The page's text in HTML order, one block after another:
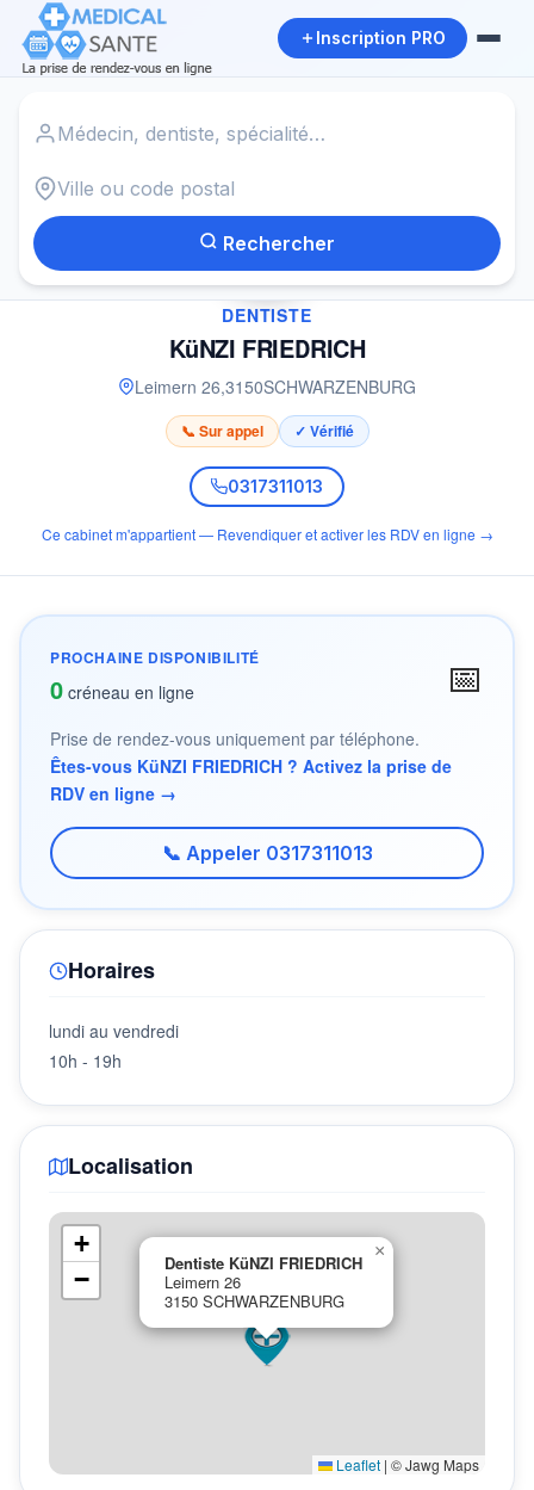
Inscription PRO
Rechercher
✓
DENTISTE
KüNZI FRIEDRICH
Leimern 26,3150SCHWARZENBURG
📞 Sur appel ✓ Vérifié
0317311013
Ce cabinet m'appartient — Revendiquer et activer les RDV en ligne →
PROCHAINE DISPONIBILITÉ
0 créneau en ligne 📅
Prise de rendez-vous uniquement par téléphone.
Êtes-vous KüNZI FRIEDRICH ? Activez la prise de
RDV en ligne →
📞 Appeler 0317311013
Horaires
lundi au vendredi
10h - 19h
Localisation
Dentiste KüNZI FRIEDRICH
Leimern 26
3150 SCHWARZENBURG
×
+
−
Leaflet | © Jawg Maps